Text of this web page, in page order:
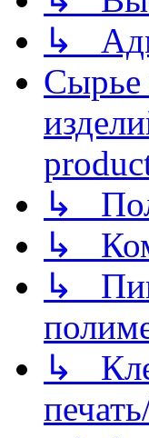
↳
Сырье
↳
↳
↳
↳